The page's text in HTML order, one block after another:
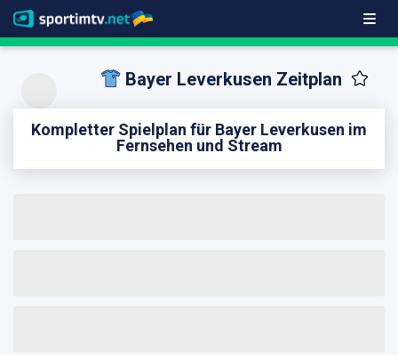
Bayer Leverkusen Zeitplan
Kompletter Spielplan für Bayer Leverkusen im
Fernsehen und Stream